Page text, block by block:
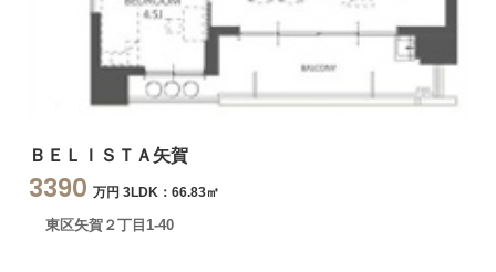
ＢＥＬＩＳＴＡ矢賀
3390 万円 3LDK：66.83㎡
東区矢賀２丁目1-40